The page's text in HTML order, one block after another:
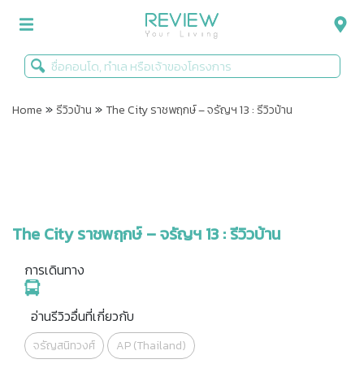
รีวิวคอนโด
Infographic
ข่าวโปรโมชั่น
Home » รีวิวบ้าน »The City ราชพฤกษ์ – จรัญฯ 13 : รีวิวบ้าน
The City ราชพฤกษ์ – จรัญฯ 13 : รีวิวบ้าน
การเดินทาง
อ่านรีวิวอื่นที่เกี่ยวกับ
จรัญสนิทวงศ์ AP (Thailand)